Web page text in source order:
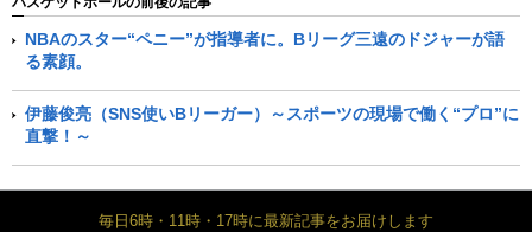
NBAのスター“ペニー”が指導者に。Bリーグ三遠のドジャーが語
る素顔。
伊藤俊亮（SNS使いBリーガー）～スポーツの現場で働く“プロ”に
直撃！～
毎日6時・11時・17時に最新記事をお届けします